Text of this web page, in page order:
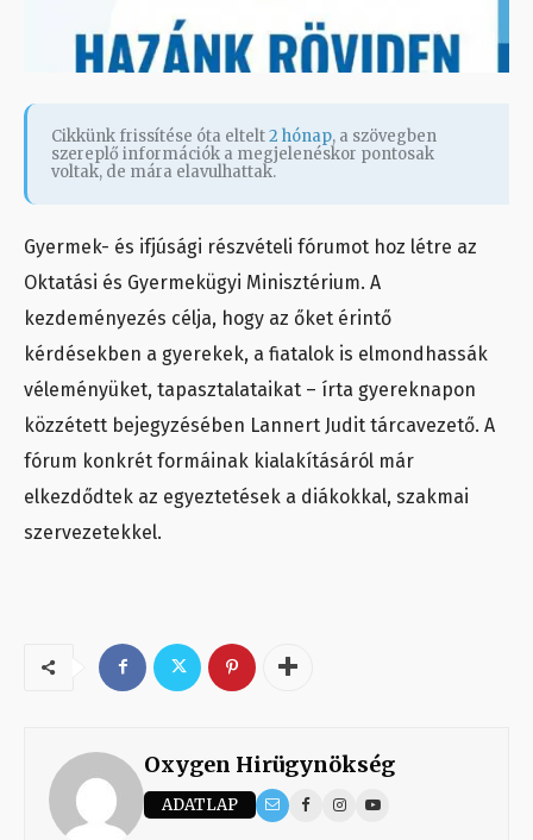
Cikkünk frissítése óta eltelt2 hónap, a szövegben
szereplő információk a megjelenéskor pontosak
voltak, de mára elavulhattak.
Gyermek- és ifjúsági részvételi fórumot hoz létre az
Oktatási és Gyermekügyi Minisztérium. A
kezdeményezés célja, hogy az őket érintő
kérdésekben a gyerekek, a fiatalok is elmondhassák
véleményüket, tapasztalataikat – írta gyereknapon
közzétett bejegyzésében Lannert Judit tárcavezető. A
fórum konkrét formáinak kialakításáról már
elkezdődtek az egyeztetések a diákokkal, szakmai
szervezetekkel.
Oxygen Hirügynökség
ADATLAP